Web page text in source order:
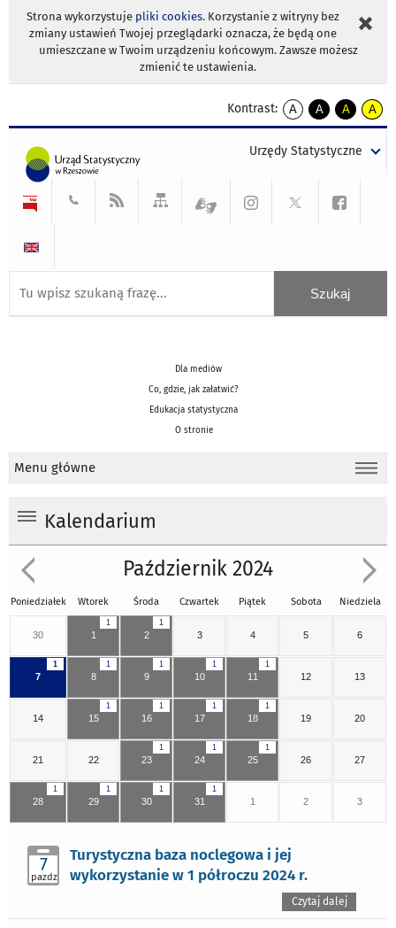
Strona wykorzystuje pliki cookies. Korzystanie z witryny bez
zmiany ustawień Twojej przeglądarki oznacza, że będą one
umieszczane w Twoim urządzeniu końcowym. Zawsze możesz
zmienić te ustawienia.
Kontrast:
A
kontrast
A
kontrast
tekst
czarnym
A
kontrast
tekst
czarnym
A
tekst
żółtym
Urzędy Statystyczne
Dla mediów
Co, gdzie, jak załatwić?
Edukacja statystyczna
O stronie
Menu główne
Kalendarium
Październik 2024
Poniedziałek Wtorek Środa Czwartek Piątek Sobota Niedziela
30
1
1
1
2 3 4 5 6
1
7
1
8
1
9
1
10
1
11 12 13
14
1
15
1
16
1
17
1
18 19 20
21 22
1
23
1
24
1
25 26 27
1
28
1
29
1
30
1
31 1 2 3
7
pazdz
Turystyczna baza noclegowa i jej
wykorzystanie w 1 półroczu 2024 r.
Czytaj dalej